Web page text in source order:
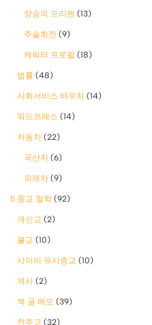
장송의 프리렌 (13)
주술회전 (9)
캐릭터 프로필 (18)
법률 (48)
사회서비스 바우처 (14)
워드프레스 (14)
자동차 (22)
국산차 (6)
외제차 (9)
5 종교 철학 (92)
개신교 (2)
불교 (10)
사이비 유사종교 (10)
역사 (2)
책 글 메모 (39)
천주교 (32)